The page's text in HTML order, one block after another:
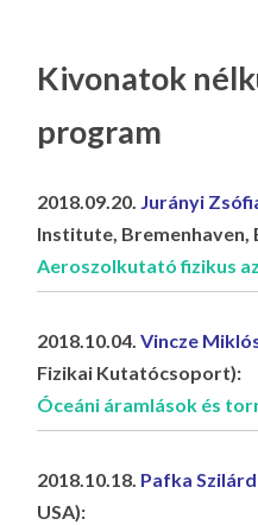
Kivonatok
program
2018.09.20. Jurányi
Institute, Bremenhaven,
Aeroszolkutató fizikus
2018.10.04.Vincze
Fizikai Kutatócsoport):
Óceáni áramlások és
2018.10.18. Pafka Szilárd
USA):